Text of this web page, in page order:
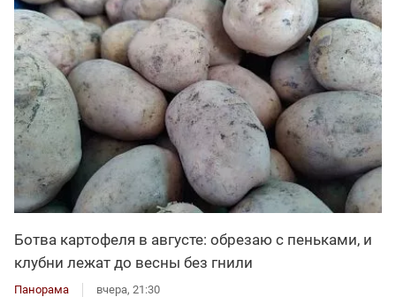
Ботва картофеля в августе: обрезаю с пеньками, и
клубни лежат до весны без гнили
Панорама вчера, 21:30